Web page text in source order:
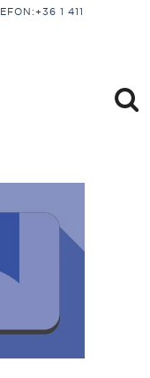
1 411